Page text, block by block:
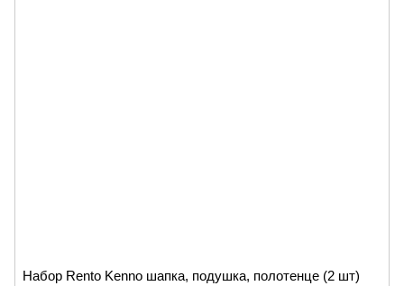
Набор Rento Kenno шапка, подушка, полотенце (2 шт)